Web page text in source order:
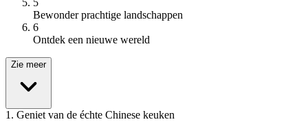
5
Bewonder prachtige landschappen
6
Ontdek een nieuwe wereld
Zie meer
1 . Geniet van de échte Chinese keuken